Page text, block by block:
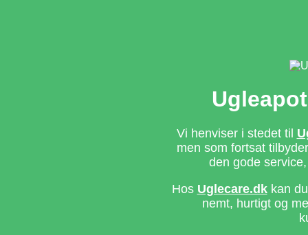
Vi henviser i stedet til
men som fortsat
den gode
Hos Uglecare.dkkan du
nemt, hurtigt og